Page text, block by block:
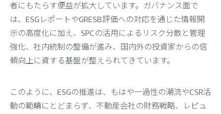
者にもたらす便益が拡大しています。ガバナンス面で
は、ESGレポートやGRESB評価への対応を通じた情報開
示の高度化に加え、SPCの活用によるリスク分散と管理
強化、社内統制の整備が進み、国内外の投資家からの信
頼向上に資する基盤が整えられてきています。
このように、ESGの推進は、もはや一過性の潮流やCSR活
動の範疇にとどまらず、不動産会社の財務戦略、レピュ